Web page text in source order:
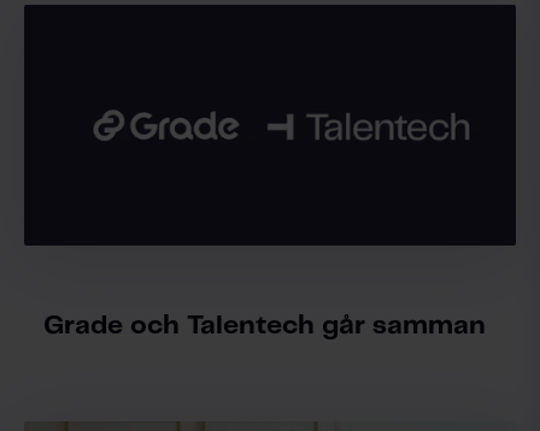
Grade och Talentech går samman